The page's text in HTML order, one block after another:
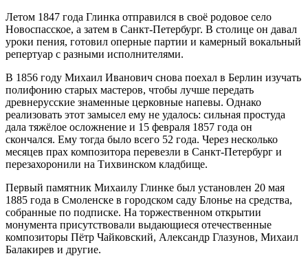
Летом 1847 года Глинка отправился в своё родовое село
Новоспасское, а затем в Санкт-Петербург. В столице он давал
уроки пения, готовил оперные партии и камерный вокальный
репертуар с разными исполнителями.
В 1856 году Михаил Иванович снова поехал в Берлин изучать
полифонию старых мастеров, чтобы лучше передать
древнерусские знаменные церковные напевы. Однако
реализовать этот замысел ему не удалось: сильная простуда
дала тяжёлое осложнение и 15 февраля 1857 года он
скончался. Ему тогда было всего 52 года. Через несколько
месяцев прах композитора перевезли в Санкт-Петербург и
перезахоронили на Тихвинском кладбище.
Первый памятник Михаилу Глинке был установлен 20 мая
1885 года в Смоленске в городском саду Блонье на средства,
собранные по подписке. На торжественном открытии
монумента присутствовали выдающиеся отечественные
композиторы Пётр Чайковский, Александр Глазунов, Михаил
Балакирев и другие.